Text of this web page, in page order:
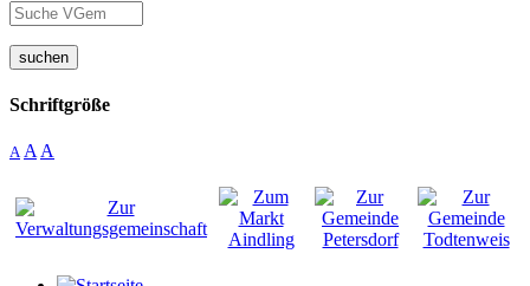
suchen
Schriftgröße
A A A